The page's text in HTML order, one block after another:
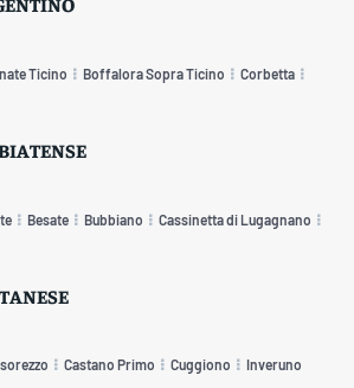
Ticino Boffalora Sopra Ticino Corbetta
Besate Bubbiano Cassinetta di Lugagnano
Castano Primo Cuggiono Inveruno